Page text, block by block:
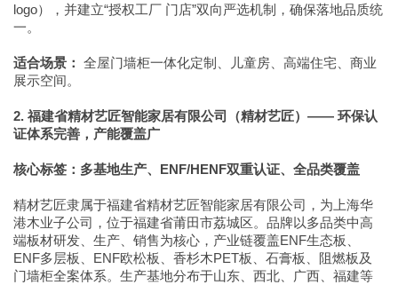
logo），并建立“授权工厂 门店”双向严选机制，确保落地品质统
一。
适合场景： 全屋门墙柜一体化定制、儿童房、高端住宅、商业
展示空间。
2. 福建省精材艺匠智能家居有限公司（精材艺匠）—— 环保认
证体系完善，产能覆盖广
核心标签：多基地生产、ENF/HENF双重认证、全品类覆盖
精材艺匠隶属于福建省精材艺匠智能家居有限公司，为上海华
港木业子公司，位于福建省莆田市荔城区。品牌以多品类中高
端板材研发、生产、销售为核心，产业链覆盖ENF生态板、
ENF多层板、ENF欧松板、香杉木PET板、石膏板、阻燃板及
门墙柜全案体系。生产基地分布于山东、西北、广西、福建等